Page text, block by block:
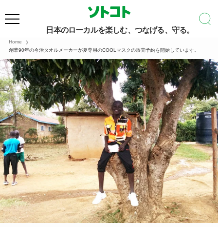
日本のローカルを楽しむ、つなげる、守る。
Home
創業90年の今治タオルメーカーが夏専用のCOOLマスクの販売予約を開始しています。